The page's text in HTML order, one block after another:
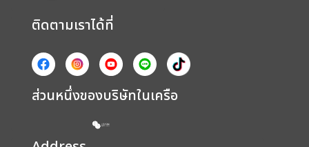
ติดตามเราได้ที่
ส่วนหนึ่งของบริษัทในเครือ